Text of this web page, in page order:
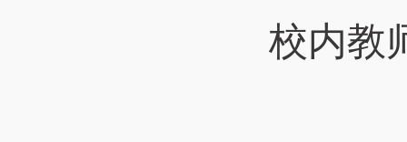
校内教